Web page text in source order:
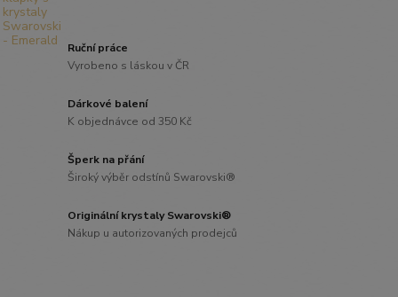
Ruční práce
Vyrobeno s láskou v ČR
Dárkové balení
K objednávce od 350 Kč
Šperk na přání
Široký výběr odstínů Swarovski®
Originální krystaly Swarovski®
Nákup u autorizovaných prodejců